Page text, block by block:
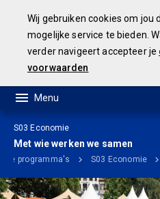
S03 Economie
Met wie werken we samen
programma's S03 Economie
Wij gebruiken cookies om jou
mogelijke service te bieden.
verder navigeert accepteer je
voorwaarden